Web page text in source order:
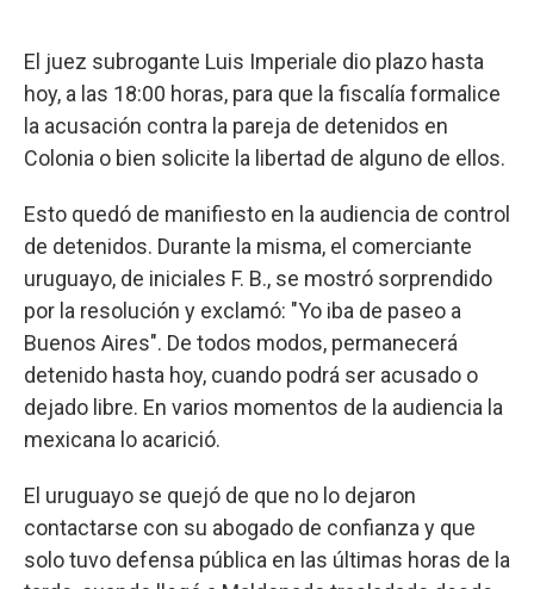
El juez subrogante Luis Imperiale dio plazo hasta
hoy, a las 18:00 horas, para que la fiscalía formalice
la acusación contra la pareja de detenidos en
Colonia o bien solicite la libertad de alguno de ellos.
Esto quedó de manifiesto en la audiencia de control
de detenidos. Durante la misma, el comerciante
uruguayo, de iniciales F. B., se mostró sorprendido
por la resolución y exclamó: "Yo iba de paseo a
Buenos Aires". De todos modos, permanecerá
detenido hasta hoy, cuando podrá ser acusado o
dejado libre. En varios momentos de la audiencia la
mexicana lo acarició.
El uruguayo se quejó de que no lo dejaron
contactarse con su abogado de confianza y que
solo tuvo defensa pública en las últimas horas de la